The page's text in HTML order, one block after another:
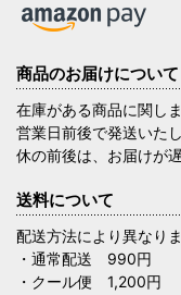
商品のお届けについて
在庫がある商品に関し
営業日前後で発送いた
休の前後は、お届けが
送料について
配送方法により異なりま
・通常配送 990円
・クール便 1,200円